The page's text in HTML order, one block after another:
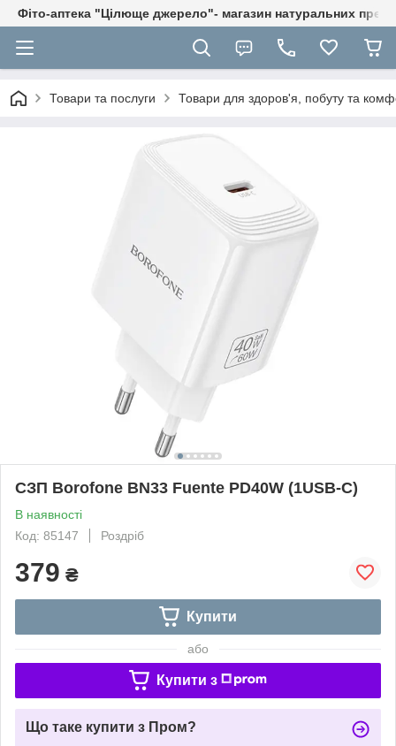
Фіто-аптека "Цілюще джерело"- магазин натуральних
Товари та послуги Товари для здоров'я, побуту та
СЗП Borofone BN33 Fuente PD40W (1USB-C)
В наявності
Код: 85147
Роздріб
379 ₴
Купити
або
Купити з
Що таке купити з Пром?